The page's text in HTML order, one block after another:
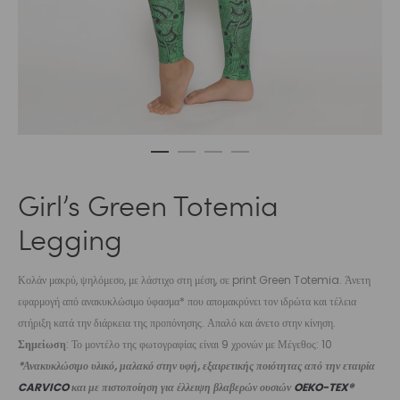
Girl’s Green Totemia
Legging
Κολάν μακρύ, ψηλόμεσο, με λάστιχο στη μέση, σε print Green Totemia. Άνετη
εφαρμογή από ανακυκλώσιμο ύφασμα* που απομακρύνει τον ιδρώτα και τέλεια
στήριξη κατά την διάρκεια της προπόνησης. Απαλό και άνετο στην κίνηση.
Σημείωση: Το μοντέλο της φωτογραφίας είναι 9 χρονών με Μέγεθος: 10
*Ανακυκλώσιμο υλικό, μαλακό στην υφή, εξαιρετικής ποιότητας από την εταιρία
CARVICOκαι με πιστοποίηση για έλλειψη βλαβερών ουσιών OEKO-TEX®